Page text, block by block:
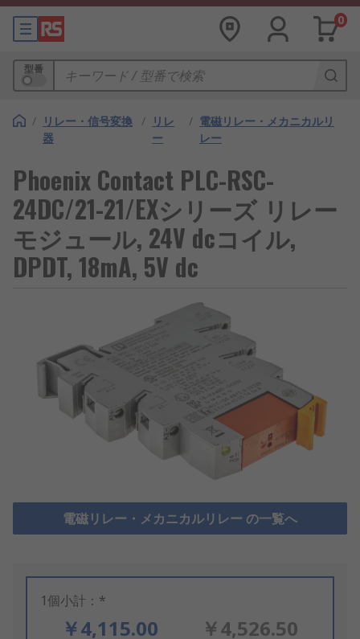
0
型番
/ リレー・信号変換
器
/ リレ
ー
/ 電磁リレー・メカニカルリ
レー
Phoenix Contact PLC-RSC-
24DC/21-21/EXシリーズ リレー
モジュール, 24V dcコイル,
DPDT, 18mA, 5V dc
電磁リレー・メカニカルリレー の一覧へ
1個小計：*
￥4,115.00 ￥4,526.50